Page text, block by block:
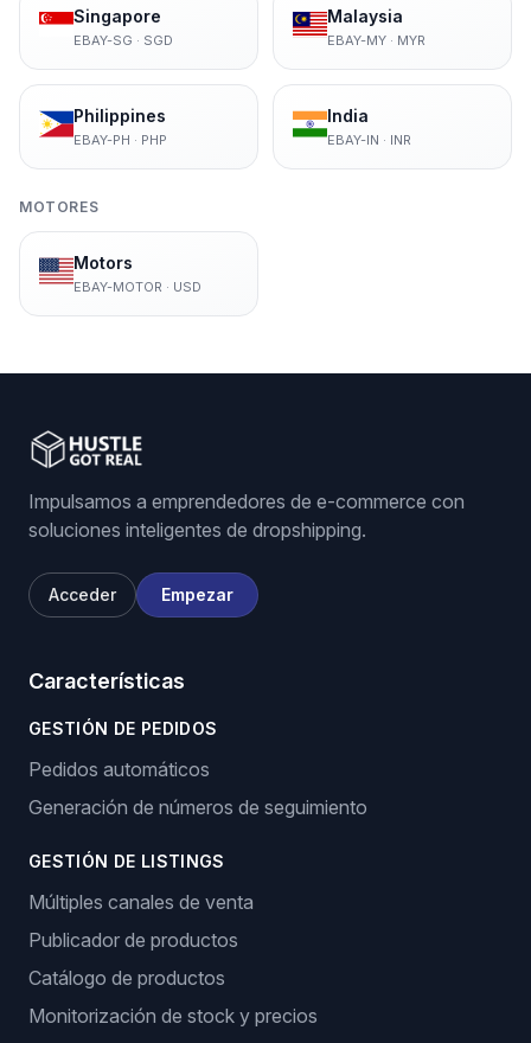
Singapore
EBAY-SG · SGD
Malaysia
EBAY-MY· MYR
Philippines
EBAY-PH · PHP
India
EBAY-IN · INR
MOTORES
Motors
EBAY-MOTOR · USD
Impulsamos a emprendedores de e-commerce con
soluciones inteligentes de dropshipping.
Acceder Empezar
Características
GESTIÓN DE PEDIDOS
Pedidos automáticos
Generación de números de seguimiento
GESTIÓN DE LISTINGS
Múltiples canales de venta
Publicador de productos
Catálogo de productos
Monitorización de stock y precios